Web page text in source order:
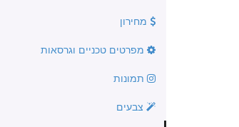
מחירון
מפרטים טכניים וגרסאות
תמונות
צבעים